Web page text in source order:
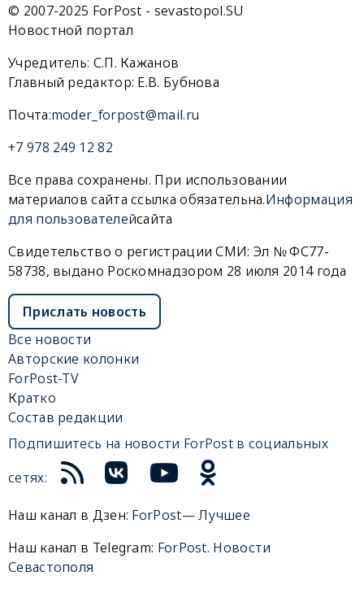
© 2007-2025 ForPost - sevastopol.SU
Новостной портал
Учредитель: С.П. Кажанов
Главный редактор: Е.В. Бубнова
Почта:moder_forpost@mail.ru
+7 978 249 12 82
Все права сохранены. При использовании
материалов сайта ссылка обязательна.Информация
для пользователейсайта
Свидетельство о регистрации СМИ: Эл № ФС77-
58738, выдано Роскомнадзором 28 июля 2014 года
Прислать новость
Все новости
Авторские колонки
ForPost-TV
Кратко
Состав редакции
Подпишитесь на новости ForPost в социальных
сетях:
Наш канал в Дзен: ForPost— Лучшее
Наш канал в Telegram: ForPost. Новости
Севастополя